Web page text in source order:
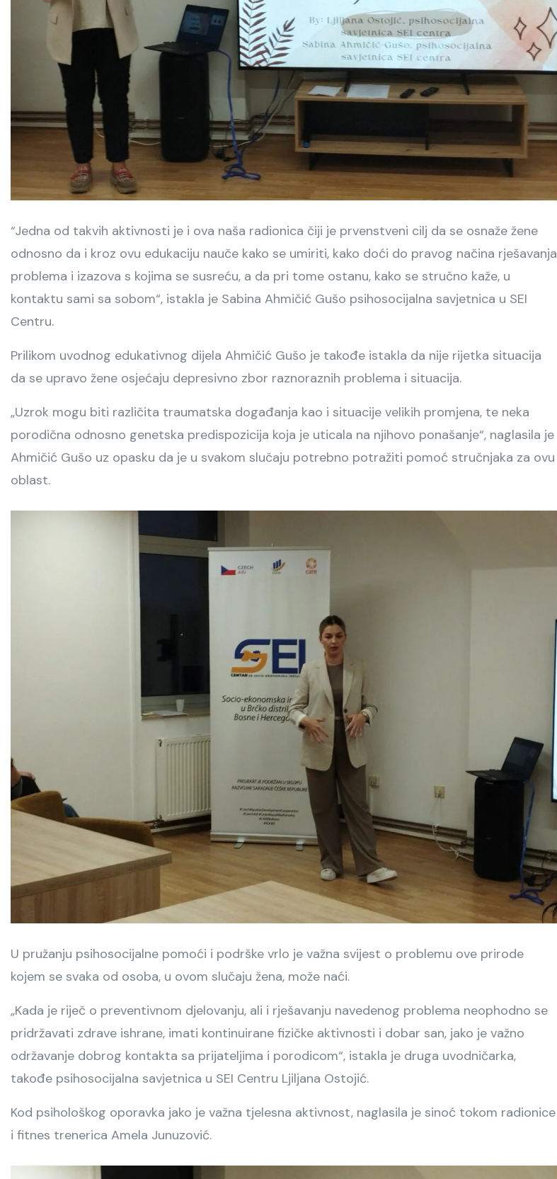
“Jedna od takvih aktivnosti je i ova naša radionica čiji je prvenstveni cilj da se osnaže žene
odnosno da i kroz ovu edukaciju nauče kako se umiriti, kako doći do pravog načina rješavanja
problema i izazova s kojima se susreću, a da pri tome ostanu, kako se stručno kaže, u
kontaktu sami sa sobom“, istakla je Sabina Ahmičić Gušo psihosocijalna savjetnica u SEI
Centru.
Prilikom uvodnog edukativnog dijela Ahmičić Gušo je takođe istakla da nije rijetka situacija
da se upravo žene osjećaju depresivno zbor raznoraznih problema i situacija.
„Uzrok mogu biti različita traumatska događanja kao i situacije velikih promjena, te neka
porodična odnosno genetska predispozicija koja je uticala na njihovo ponašanje“, naglasila je
Ahmičić Gušo uz opasku da je u svakom slučaju potrebno potražiti pomoć stručnjaka za ovu
oblast.
U pružanju psihosocijalne pomoći i podrške vrlo je važna svijest o problemu ove prirode
kojem se svaka od osoba, u ovom slučaju žena, može naći.
„Kada je riječ o preventivnom djelovanju, ali i rješavanju navedenog problema neophodno se
pridržavati zdrave ishrane, imati kontinuirane fizičke aktivnosti i dobar san, jako je važno
održavanje dobrog kontakta sa prijateljima i porodicom“, istakla je druga uvodničarka,
takođe psihosocijalna savjetnica u SEI Centru Ljiljana Ostojić.
Kod psihološkog oporavka jako je važna tjelesna aktivnost, naglasila je sinoć tokom radionice
i fitnes trenerica Amela Junuzović.